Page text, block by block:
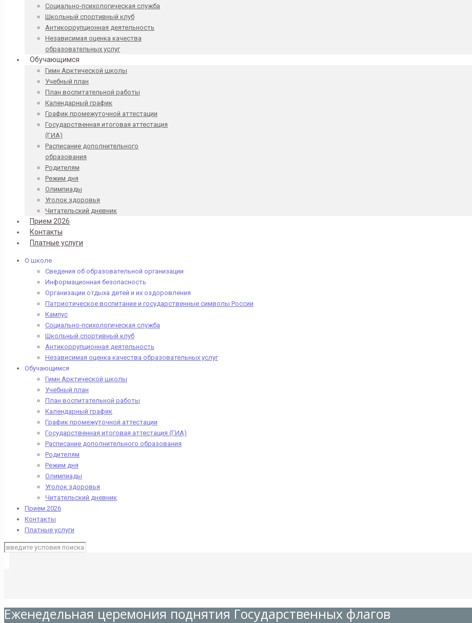
Социально-психологическая служба
Школьный спортивный клуб
Антикоррупционная деятельность
Независимая оценка качества
образовательных услуг
Обучающимся
Гимн Арктической школы
Учебный план
План воспитательной работы
Календарный график
График промежуточной аттестации
Государственная итоговая аттестация
(ГИА)
Расписание дополнительного
образования
Родителям
Режим дня
Олимпиады
Уголок здоровья
Читательский дневник
Прием 2026
Контакты
Платные услуги
О школе
Сведения об образовательной организации
Информационная безопасность
Организации отдыха детей и их оздоровления
Патриотическое воспитание и государственные символы России
Кампус
Социально-психологическая служба
Школьный спортивный клуб
Антикоррупционная деятельность
Независимая оценка качества образовательных услуг
Обучающимся
Гимн Арктической школы
Учебный план
План воспитательной работы
Календарный график
График промежуточной аттестации
Государственная итоговая аттестация (ГИА)
Расписание дополнительного образования
Родителям
Режим дня
Олимпиады
Уголок здоровья
Читательский дневник
Прием 2026
Контакты
Платные услуги
Еженедельная церемония поднятия Государственных флагов